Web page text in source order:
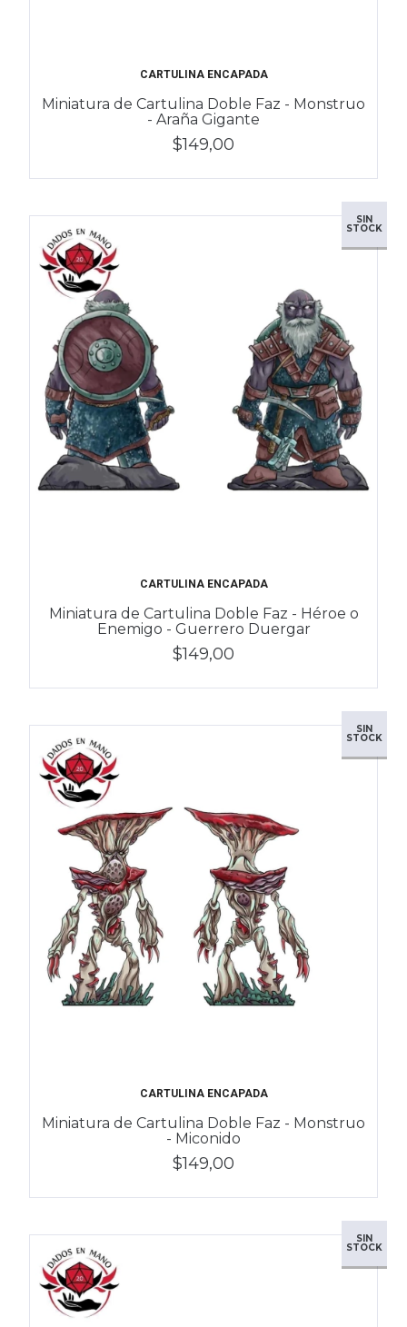
CARTULINA ENCAPADA
Miniatura de Cartulina Doble Faz - Monstruo
- Araña Gigante
$149,00
SIN
STOCK
CARTULINA ENCAPADA
Miniatura de Cartulina Doble Faz - Héroe o
Enemigo - Guerrero Duergar
$149,00
SIN
STOCK
CARTULINA ENCAPADA
Miniatura de Cartulina Doble Faz - Monstruo
- Miconido
$149,00
SIN
STOCK